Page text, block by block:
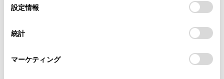
デバイスにすべてのCookie(クッキー)が保存されることに同
意したことになります。Cookie(クッキー)のオプトアウト、
設定の変更、同意を撤回したりするにあたっては、当社の
「Cookie（クッキー）情報の取り扱いについて
」をご覧くだ
設定情報
統計
マーケティング